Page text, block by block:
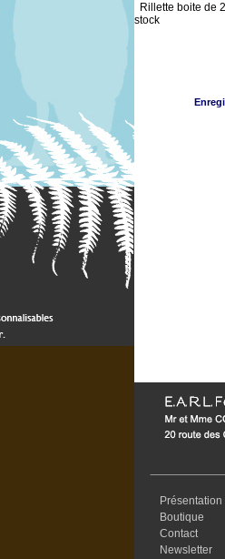
Rillette boite de
stock
Présentation
Boutique
Contact
Newsletter